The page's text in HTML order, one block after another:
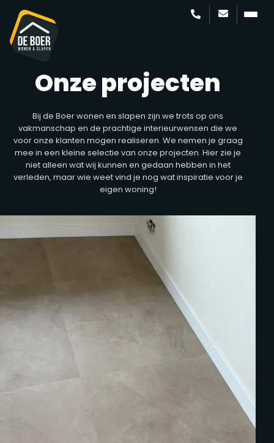
Onze projecten
Bij de Boer wonen en slapen zijn we trots op ons
vakmanschap en de prachtige interieurwensen die we
voor onze klanten mogen realiseren. We nemen je graag
mee in een kleine selectie van onze projecten. Hier zie je
niet alleen wat wij kunnen en gedaan hebben in het
verleden, maar wie weet vind je nog wat inspiratie voor je
eigen woning!